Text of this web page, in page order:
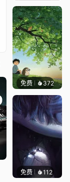
免费 372渔小小
免费 112Asuki